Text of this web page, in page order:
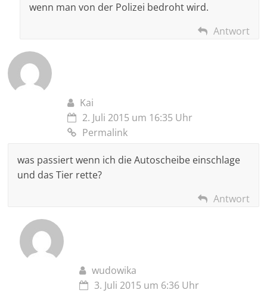
wenn man von der Polizei bedroht wird.
Antwort
Kai
2. Juli 2015 um 16:35 Uhr
Permalink
was passiert wenn ich die Autoscheibe einschlage
und das Tier rette?
Antwort
wudowika
3. Juli 2015 um 6:36 Uhr